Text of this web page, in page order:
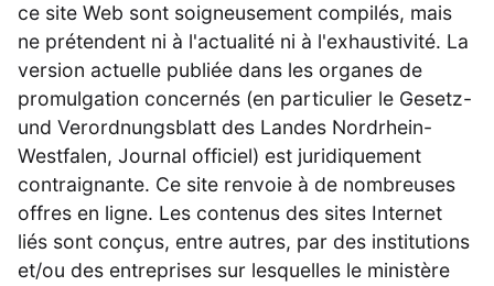
ce site Web sont soigneusement compilés, mais
ne prétendent ni à l'actualité ni à l'exhaustivité. La
version actuelle publiée dans les organes de
promulgation concernés (en particulier le Gesetz-
und Verordnungsblatt des Landes Nordrhein-
Westfalen, Journal officiel) est juridiquement
contraignante. Ce site renvoie à de nombreuses
offres en ligne. Les contenus des sites Internet
liés sont conçus, entre autres, par des institutions
et/ou des entreprises sur lesquelles le ministère